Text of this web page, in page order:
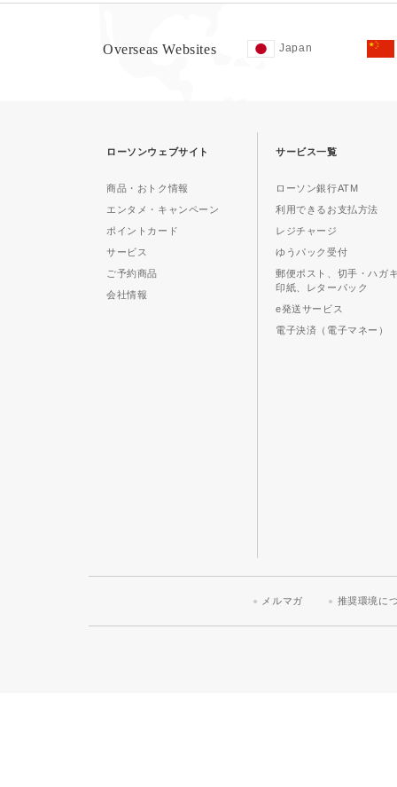
Overseas Websites Japan
ローソンウェブサイト
商品・おトク情報
エンタメ・キャンペーン
ポイントカード
サービス
ご予約商品
会社情報
サービス一覧
ローソン銀行ATM
利用できるお支払方法
レジチャージ
ゆうパック受付
郵便ポスト、切手・ハガ
印紙、レターパック
e発送サービス
電子決済（電子マネー）
メルマガ 推奨環境に